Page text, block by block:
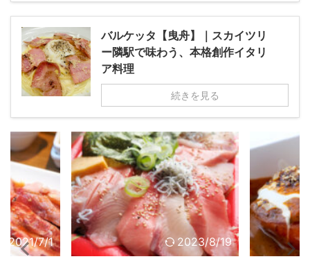
バルケッタ【曳舟】｜スカイツリ
ー隣駅で味わう、本格創作イタリ
ア料理
続きを見る
8/19 2020/9/12